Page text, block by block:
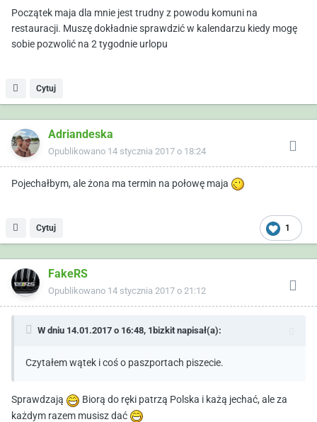
Początek maja dla mnie jest trudny z powodu komuni na
restauracji. Muszę dokładnie sprawdzić w kalendarzu kiedy mogę
sobie pozwolić na 2 tygodnie urlopu
Cytuj
Adriandeska
Opublikowano 14 stycznia 2017 o 18:24
Pojechałbym, ale żona ma termin na połowę maja
1
Cytuj
FakeRS
Opublikowano 14 stycznia 2017 o 21:12
W dniu 14.01.2017 o 16:48, 1bizkitnapisał(a):
Czytałem wątek i coś o paszportach piszecie.
Sprawdzają
Biorą do ręki patrzą Polska i każą jechać, ale za
każdym razem musisz dać